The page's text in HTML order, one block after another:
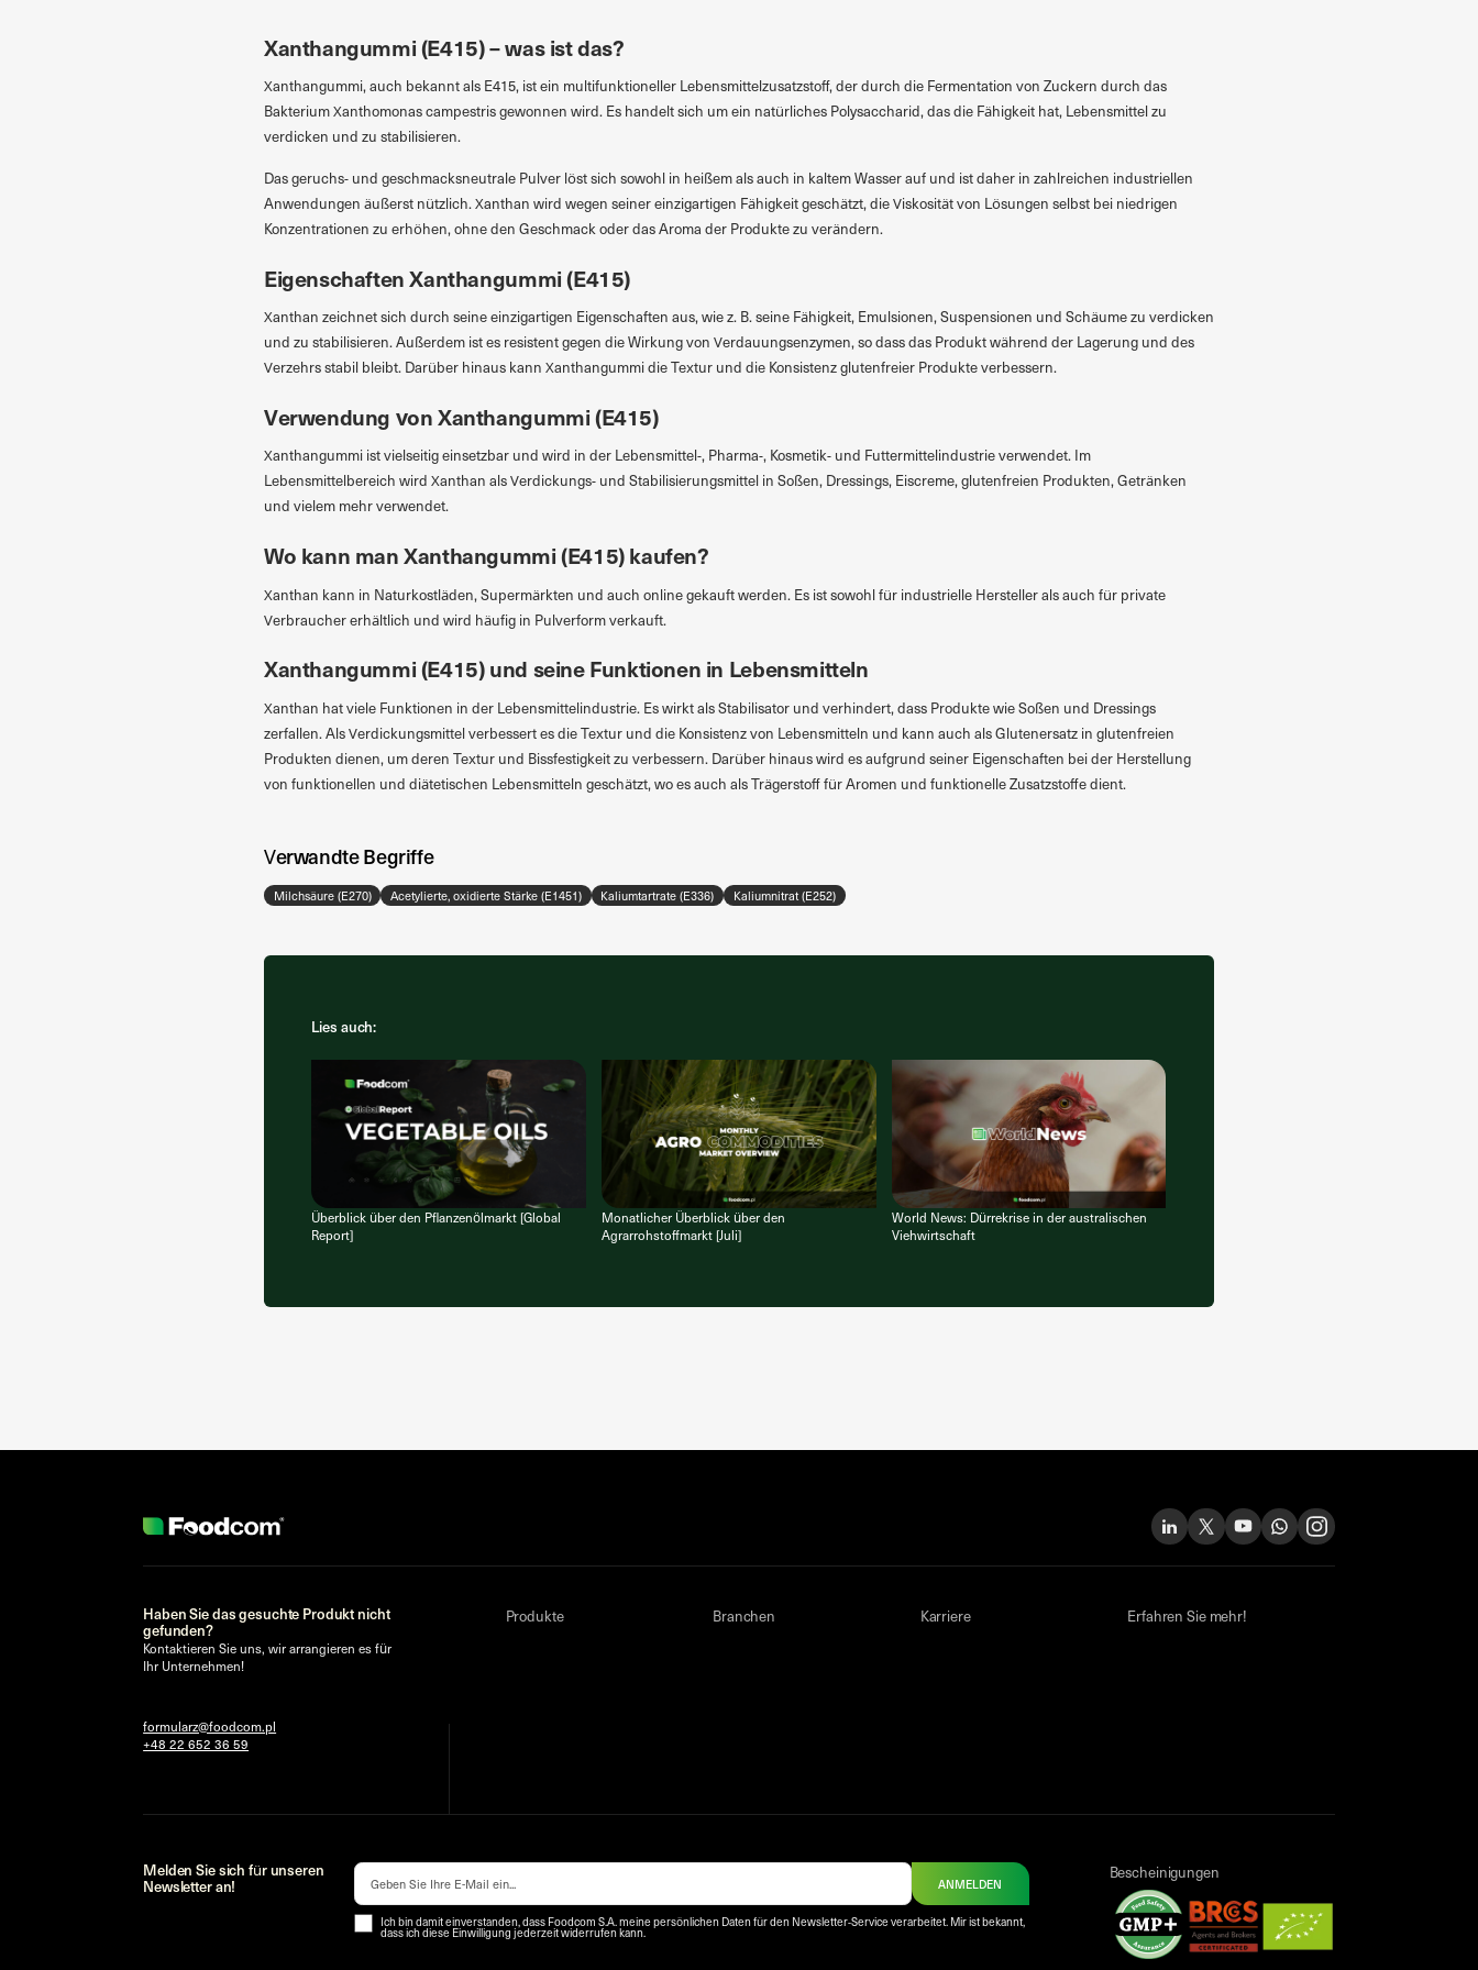
Xanthangummi (E415) – was ist das?
Xanthangummi, auch bekannt als E415, ist ein multifunktioneller Lebensmittelzusatzstoff, der durch die Fermentation von Zuckern durch das
Bakterium Xanthomonas campestris gewonnen wird. Es handelt sich um ein natürliches Polysaccharid, das die Fähigkeit hat, Lebensmittel zu
verdicken und zu stabilisieren.
Das geruchs- und geschmacksneutrale Pulver löst sich sowohl in heißem als auch in kaltem Wasser auf und ist daher in zahlreichen industriellen
Anwendungen äußerst nützlich. Xanthan wird wegen seiner einzigartigen Fähigkeit geschätzt, die Viskosität von Lösungen selbst bei niedrigen
Konzentrationen zu erhöhen, ohne den Geschmack oder das Aroma der Produkte zu verändern.
Eigenschaften Xanthangummi (E415)
Xanthan zeichnet sich durch seine einzigartigen Eigenschaften aus, wie z. B. seine Fähigkeit, Emulsionen, Suspensionen und Schäume zu verdicken
und zu stabilisieren. Außerdem ist es resistent gegen die Wirkung von Verdauungsenzymen, so dass das Produkt während der Lagerung und des
Verzehrs stabil bleibt. Darüber hinaus kann Xanthangummi die Textur und die Konsistenz glutenfreier Produkte verbessern.
Verwendung von Xanthangummi (E415)
Xanthangummi ist vielseitig einsetzbar und wird in der Lebensmittel-, Pharma-, Kosmetik- und Futtermittelindustrie verwendet. Im
Lebensmittelbereich wird Xanthan als Verdickungs- und Stabilisierungsmittel in Soßen, Dressings, Eiscreme, glutenfreien Produkten, Getränken
und vielem mehr verwendet.
Wo kann man Xanthangummi (E415) kaufen?
Xanthan kann in Naturkostläden, Supermärkten und auch online gekauft werden. Es ist sowohl für industrielle Hersteller als auch für private
Verbraucher erhältlich und wird häufig in Pulverform verkauft.
Xanthangummi (E415) und seine Funktionen in Lebensmitteln
Xanthan hat viele Funktionen in der Lebensmittelindustrie. Es wirkt als Stabilisator und verhindert, dass Produkte wie Soßen und Dressings
zerfallen. Als Verdickungsmittel verbessert es die Textur und die Konsistenz von Lebensmitteln und kann auch als Glutenersatz in glutenfreien
Produkten dienen, um deren Textur und Bissfestigkeit zu verbessern. Darüber hinaus wird es aufgrund seiner Eigenschaften bei der Herstellung
von funktionellen und diätetischen Lebensmitteln geschätzt, wo es auch als Trägerstoff für Aromen und funktionelle Zusatzstoffe dient.
Verwandte Begriffe
Milchsäure (E270) Acetylierte, oxidierte Stärke (E1451) Kaliumtartrate (E336) Kaliumnitrat (E252)
Lies auch:
Überblick über den Pflanzenölmarkt [Global
Report]
Monatlicher Überblick über den
Agrarrohstoffmarkt [Juli]
World News: Dürrekrise in der australischen
Viehwirtschaft
Haben Sie das gesuchte Produkt nicht
gefunden?
Kontaktieren Sie uns, wir arrangieren es für
Ihr Unternehmen!
formularz@foodcom.pl
+48 22 652 36 59
Produkte Branchen Karriere Erfahren Sie mehr!
Bescheinigungen
Melden Sie sich für unseren
Newsletter an!
Ich bin damit einverstanden, dass Foodcom S.A. meine persönlichen Daten für den Newsletter-Service verarbeitet. Mir ist bekannt,
dass ich diese Einwilligung jederzeit widerrufen kann.
ANMELDEN